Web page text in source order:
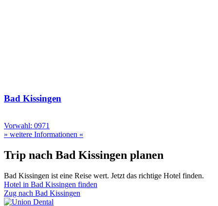
Bad Kissingen
Vorwahl: 0971
» weitere Informationen «
Trip nach Bad Kissingen planen
Bad Kissingen ist eine Reise wert. Jetzt das richtige Hotel finden.
Hotel in Bad Kissingen finden
Zug nach Bad Kissingen